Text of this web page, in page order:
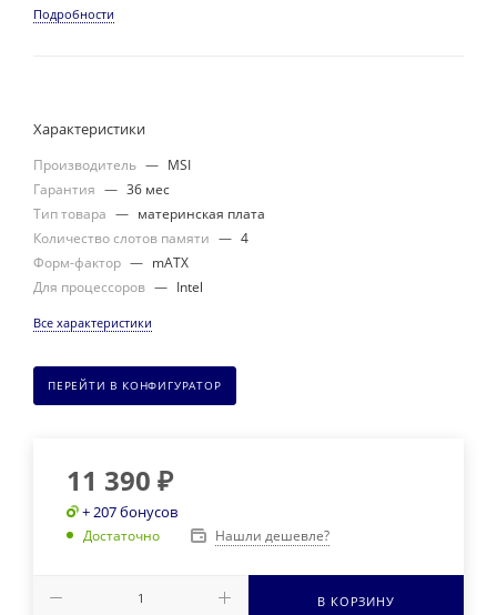
Подробности
Характеристики
Производитель — MSI
Гарантия — 36 мес
Тип товара — материнская плата
Количество слотов памяти — 4
Форм-фактор — mATX
Для процессоров — Intel
Все характеристики
ПЕРЕЙТИ В КОНФИГУРАТОР
11 390 ₽
+ 207 бонусов
Достаточно Нашли дешевле?
В КОРЗИНУ